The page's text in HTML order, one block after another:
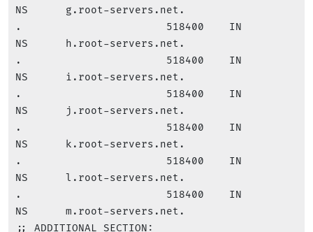
NS      g.root-servers.net.
.                       518400    IN
NS      h.root-servers.net.
.                       518400    IN
NS      i.root-servers.net.
.                       518400    IN
NS      j.root-servers.net.
.                       518400    IN
NS      k.root-servers.net.
.                       518400    IN
NS      l.root-servers.net.
.                       518400    IN
NS      m.root-servers.net.
;; ADDITIONAL SECTION: